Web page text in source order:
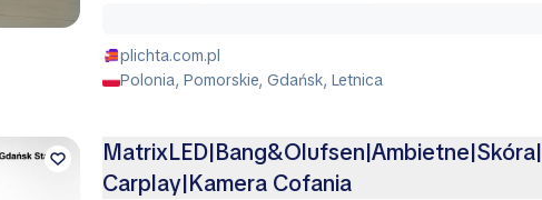
plichta.com.pl
Polonia, Pomorskie, Gdańsk, Letnica
MatrixLED|Bang&Olufsen|Ambietne|Skóra|
Carplay|Kamera Cofania